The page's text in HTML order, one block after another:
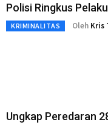
Polisi Ringkus
KRIMINALITAS Oleh Kris
Ungkap Peredaran